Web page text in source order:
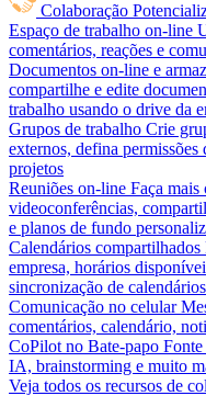
Colaboração
Espaço de trabalho on-line
comentários, reações e
Documentos on-line e
compartilhe e edite
trabalho usando o drive da
Grupos de trabalho Crie
externos, defina permissões
projetos
Reuniões on-line Faça mais
videoconferências,
e planos de fundo
Calendários compartilhados
empresa, horários
sincronização de calendários
Comunicação no celular
comentários, calendário,
CoPilot no Bate-papo
IA, brainstorming e muito
Veja todos os recursos de